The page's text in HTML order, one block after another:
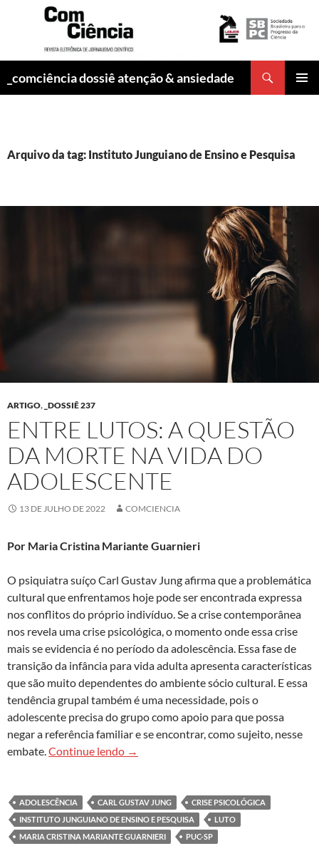
_comciência dossiê atenção & ansiedade
Arquivo da tag: Instituto Junguiano de Ensino e Pesquisa
ARTIGO, _DOSSIÊ 237
ENTRE LUTOS: A QUESTÃO
DA MORTE NA VIDA DO
ADOLESCENTE
13 DE JULHO DE 2022 COMCIENCIA
Por Maria Cristina Mariante Guarnieri
O psiquiatra suíço Carl Gustav Jung afirma que a problemática
cultural que enfrentamos hoje pode ser encontrada expressa
nos conflitos do próprio indivíduo. Se a crise contemporânea
nos revela uma crise psicológica, o momento onde essa crise
mais se evidencia é no período da adolescência. Essa fase de
transição da infância para vida adulta apresenta características
que são muito dependentes do ambiente sócio cultural. E essa
tendência grupal também é uma necessidade, pois o
adolescente precisa do grupo como apoio para que possa
negar a referência familiar e se encontrar, como sujeito, nesse
embate.Continue lendo Entre lutos: a questão da morte na
→
ADOLESCÊNCIA CARL GUSTAV JUNG
CRISE PSICOLÓGICA
INSTITUTO JUNGUIANO DE ENSINO E PESQUISA
LUTO
MARIA CRISTINA MARIANTE GUARNIERI
PUC-SP